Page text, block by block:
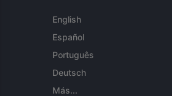
English
Español
Português
Deutsch
Más...